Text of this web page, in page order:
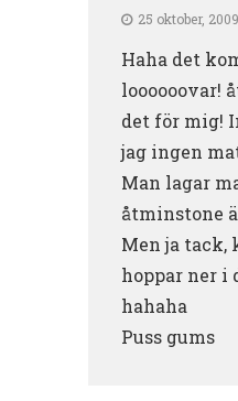
25 oktober,
Haha det
loooooovar!
det för mig!
jag ingen
Man lagar
åtminstone
Men ja tack,
hoppar ner i
hahaha
Puss gums